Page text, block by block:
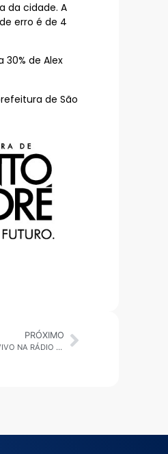
da cidade. A
erro é de 4
de Alex
de São
PRÓXIMO
MARCELO LIMA LIDERA PESQUISA E GABRIELLE TRICANICO FAZ ANÁLISE AO VIVO NA RÁDIO GUARDIÃ AM560